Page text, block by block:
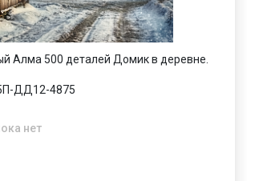
Алма 500 деталей Домик в деревне.
ДД12-4875
нет